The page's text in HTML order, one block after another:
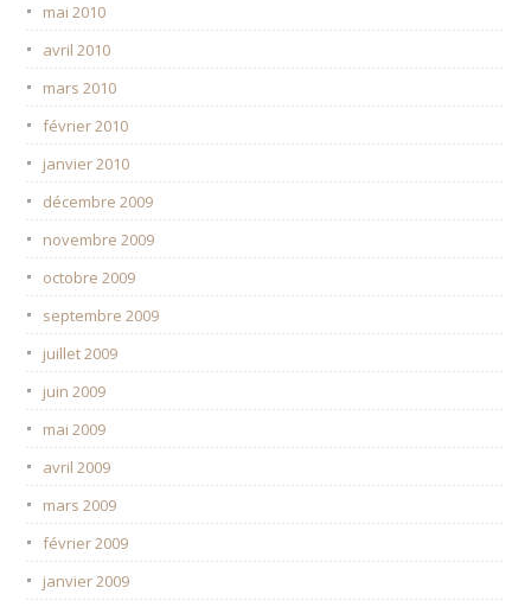
mai 2010
avril 2010
mars 2010
février 2010
janvier 2010
décembre 2009
novembre 2009
octobre 2009
septembre 2009
juillet 2009
juin 2009
mai 2009
avril 2009
mars 2009
février 2009
janvier 2009